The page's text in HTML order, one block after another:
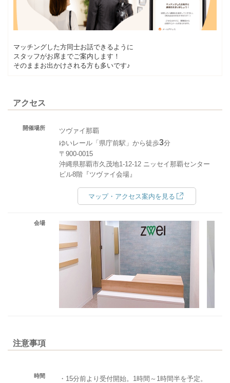
マッチングした方同士お話できるように
スタッフがお席までご案内します！
そのままお出かけされる方も多いです♪
アクセス
開催場所
ツヴァイ那覇
ゆいレール「県庁前駅」から徒歩3分
〒900-0015
沖縄県那覇市久茂地1-12-12 ニッセイ那覇センター
ビル8階『ツヴァイ会場』
マップ・アクセス案内を見る
会場
注意事項
時間
・15分前より受付開始。1時間～1時間半を予定。